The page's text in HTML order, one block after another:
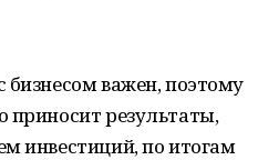
бизнесом важен, поэтому
приносит результаты,
инвестиций, по итогам